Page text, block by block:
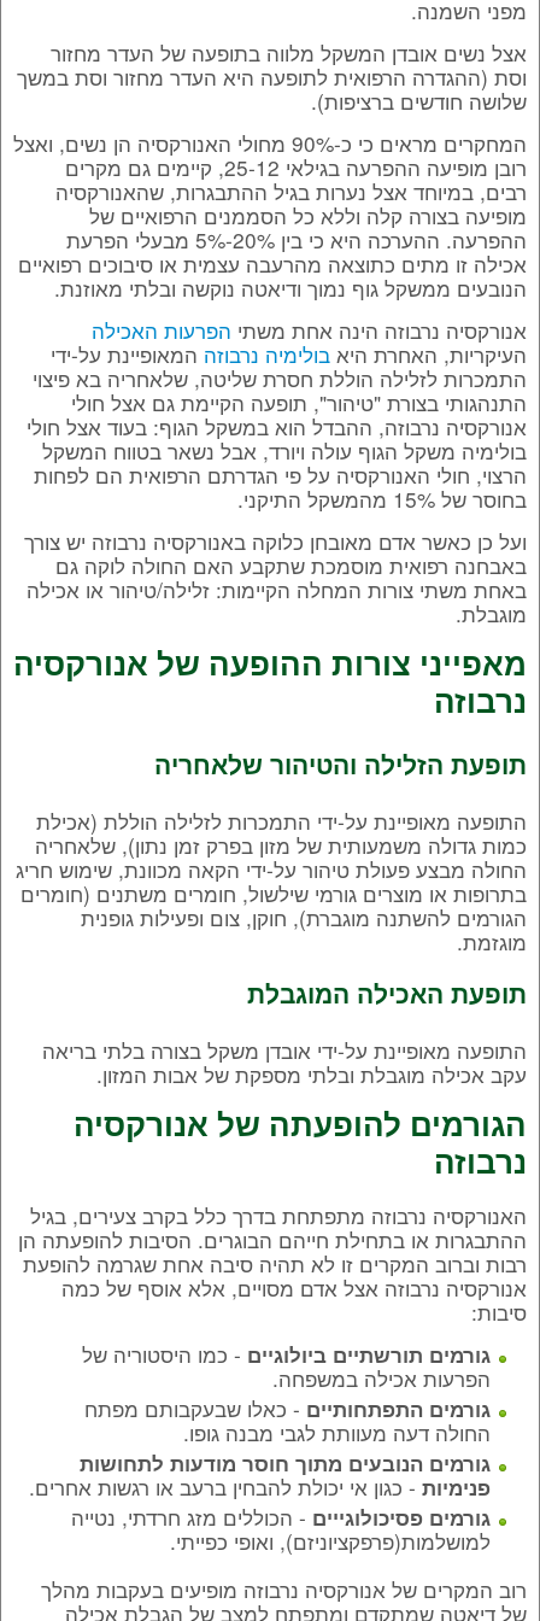
מפני השמנה.
אצל נשים אובדן המשקל מלווה בתופעה של העדר מחזור
וסת (ההגדרה הרפואית לתופעה היא העדר מחזור וסת במשך
שלושה חודשים ברציפות).
המחקרים מראים כי כ-90% מחולי האנורקסיה הן נשים, ואצל
רובן מופיעה ההפרעה בגילאי 25-12, קיימים גם מקרים
רבים, במיוחד אצל נערות בגיל ההתבגרות, שהאנורקסיה
מופיעה בצורה קלה וללא כל הסממנים הרפואיים של
ההפרעה. ההערכה היא כי בין 20%-5% מבעלי הפרעת
אכילה זו מתים כתוצאה מהרעבה עצמית או סיבוכים רפואיים
הנובעים ממשקל גוף נמוך ודיאטה נוקשה ובלתי מאוזנת.
אנורקסיה נרבוזה הינה אחת משתי הפרעות האכילה
העיקריות, האחרת היא בולימיה נרבוזה המאופיינת על-ידי
התמכרות לזלילה הוללת חסרת שליטה, שלאחריה בא פיצוי
התנהגותי בצורת "טיהור", תופעה הקיימת גם אצל חולי
אנורקסיה נרבוזה, ההבדל הוא במשקל הגוף: בעוד אצל חולי
בולימיה משקל הגוף עולה ויורד, אבל נשאר בטווח המשקל
הרצוי, חולי האנורקסיה על פי הגדרתם הרפואית הם לפחות
בחוסר של 15% מהמשקל התיקני.
ועל כן כאשר אדם מאובחן כלוקה באנורקסיה נרבוזה יש צורך
באבחנה רפואית מוסמכת שתקבע האם החולה לוקה גם
באחת משתי צורות המחלה הקיימות: זלילה/טיהור או אכילה
מוגבלת.
מאפייני צורות ההופעה של אנורקסיה
נרבוזה
תופעת הזלילה והטיהור שלאחריה
התופעה מאופיינת על-ידי התמכרות לזלילה הוללת (אכילת
כמות גדולה משמעותית של מזון בפרק זמן נתון), שלאחריה
החולה מבצע פעולת טיהור על-ידי הקאה מכוונת, שימוש חריג
בתרופות או מוצרים גורמי שילשול, חומרים משתנים (חומרים
הגורמים להשתנה מוגברת), חוקן, צום ופעילות גופנית
מוגזמת.
תופעת האכילה המוגבלת
התופעה מאופיינת על-ידי אובדן משקל בצורה בלתי בריאה
עקב אכילה מוגבלת ובלתי מספקת של אבות המזון.
הגורמים להופעתה של אנורקסיה
נרבוזה
האנורקסיה נרבוזה מתפתחת בדרך כלל בקרב צעירים, בגיל
ההתבגרות או בתחילת חייהם הבוגרים. הסיבות להופעתה הן
רבות וברוב המקרים זו לא תהיה סיבה אחת שגרמה להופעת
אנורקסיה נרבוזה אצל אדם מסויים, אלא אוסף של כמה
סיבות:
גורמים תורשתיים ביולוגיים - כמו היסטוריה של
הפרעות אכילה במשפחה.
גורמים התפתחותיים - כאלו שבעקבותם מפתח
החולה דעה מעוותת לגבי מבנה גופו.
גורמים הנובעים מתוך חוסר מודעות לתחושות
פנימיות - כגון אי יכולת להבחין ברעב או רגשות אחרים.
גורמים פסיכולוגייים - הכוללים מזג חרדתי, נטייה
למושלמות(פרפקציוניזם), ואופי כפייתי.
רוב המקרים של אנורקסיה נרבוזה מופיעים בעקבות מהלך
של דיאטה שמתקדם ומתפתח למצב של הגבלת אכילה